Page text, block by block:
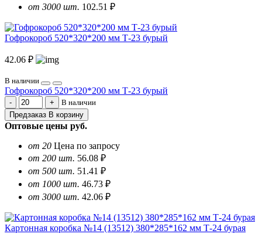
от 3000 шт. 102.51 ₽
Гофрокороб 520*320*200 мм Т-23 бурый
42.06 ₽
В наличии
Гофрокороб 520*320*200 мм Т-23 бурый
В наличии
Предзаказ В корзину
Оптовые цены руб.
от 20 Цена по запросу
от 200 шт. 56.08 ₽
от 500 шт. 51.41 ₽
от 1000 шт. 46.73 ₽
от 3000 шт. 42.06 ₽
Картонная коробка №14 (13512) 380*285*162 мм Т-24 бурая